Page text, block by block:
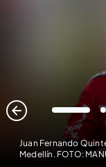
Juan Fernando
Medellín. FOTO:
1